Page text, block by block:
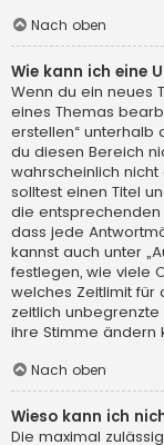
Nach oben
Wie kann ich eine
Wenn du ein neues
eines Themas
erstellen“ unterhalb
du diesen Bereich
wahrscheinlich nicht
solltest einen Titel
die
dass jede
kannst auch unter
festlegen, wie viele
welches Zeitlimit
zeitlich
ihre Stimme ändern
Nach oben
Wieso kann ich
Die maximal